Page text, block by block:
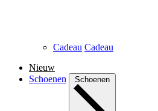
Cadeau Cadeau
Nieuw
Schoenen
Schoenen